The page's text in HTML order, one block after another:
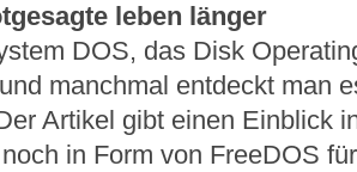
leben länger
DOS, das Disk
manchmal entdeckt man
Artikel gibt einen Einblick
in Form von FreeDOS